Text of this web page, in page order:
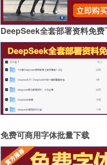
DeepSeek全套部署资料免费
免费可商用字体批量下载